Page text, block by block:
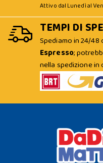
Attivo dal Lunedì al
TEMPI DI
Spediamo in 24/
Espresso;
nella spedizione in